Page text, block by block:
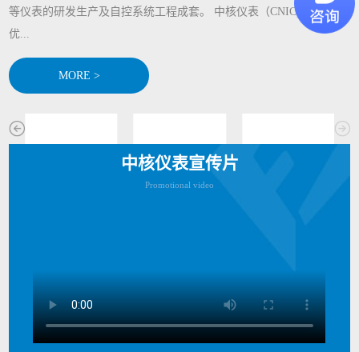
等仪表的研发生产及自控系统工程成套。 中核仪表（CNIC)通过整合
优...
MORE >
中核仪表宣传片
Promotional video